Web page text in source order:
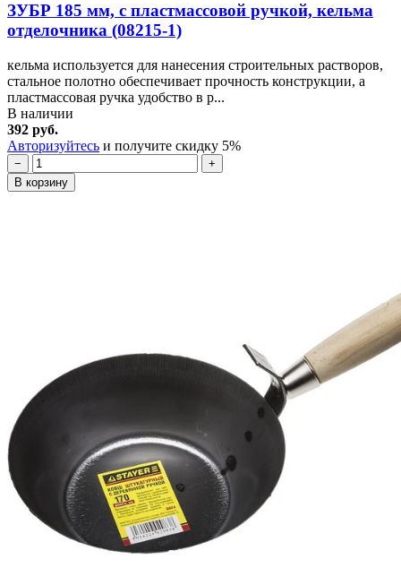
ЗУБР 185 мм, с пластмассовой ручкой, кельма
отделочника (08215-1)
кельма используется для нанесения строительных растворов,
стальное полотно обеспечивает прочность конструкции, а
пластмассовая ручка удобство в р...
В наличии
392 руб.
Авторизуйтесь и получите скидку 5%
−
+
В корзину